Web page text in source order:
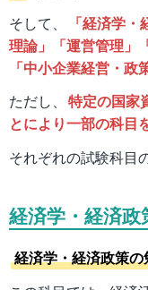
そして、
「経済学
理論」「運営管理」
「中小企業経営・政
ただし、 特定の国家
とにより一部の科目
それぞれの試験科目
経済学・経済政
経済学・経済政策